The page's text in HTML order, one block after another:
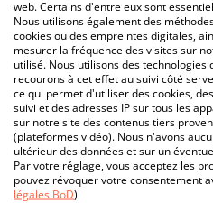
web. Certains d'entre eux sont
Nous utilisons également des
cookies ou des empreintes digitales,
mesurer la fréquence des visites sur
utilisé. Nous utilisons des
recourons à cet effet au suivi côté
ce qui permet d'utiliser des cookies,
suivi et des adresses IP sur tous les
sur notre site des contenus tiers
(plateformes vidéo). Nous n'avons
ultérieur des données et sur un
Par votre réglage, vous acceptez les
pouvez révoquer votre consentement
légales BoD)